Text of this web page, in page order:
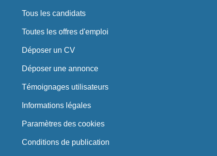
Tous les candidats
Toutes les offres d'emploi
Déposer un CV
Déposer une annonce
Témoignages utilisateurs
Informations légales
Paramètres des cookies
Conditions de publication